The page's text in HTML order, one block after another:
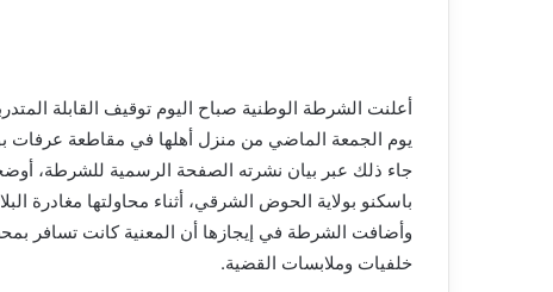
أعلنت الشرطة الوطنية صباح اليوم توقيف القابلة
يوم الجمعة الماضي من منزل أهلها في مقاطعة عرفات
جاء ذلك عبر بيان نشرته الصفحة الرسمية للشرطة،
باسكنو بولاية الحوض الشرقي، أثناء محاولتها مغادرة
وأضافت الشرطة في إيجازها أن المعنية كانت تسافر
خلفيات وملابسات القضية.